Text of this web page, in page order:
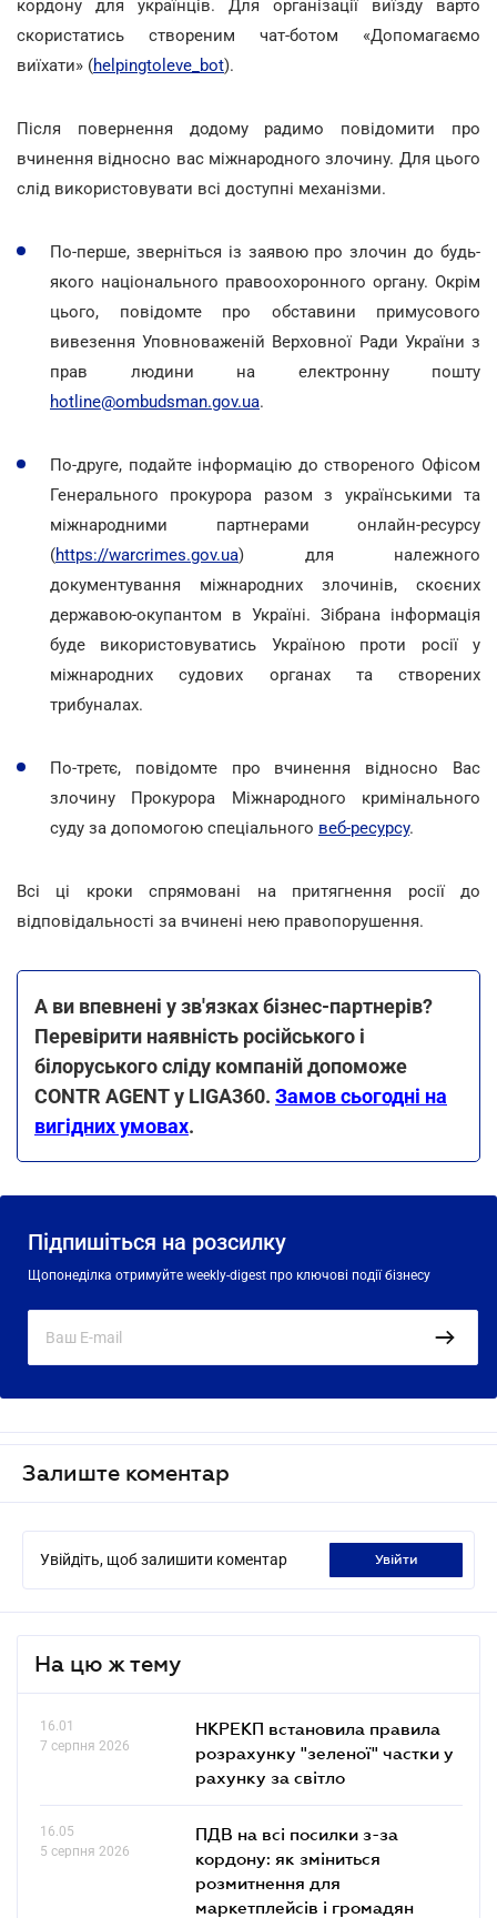
кордону для українців. Для організації виїзду варто
скористатись створеним чат-ботом «Допомагаємо
виїхати» (helpingtoleve_bot).
Після повернення додому радимо повідомити про
вчинення відносно вас міжнародного злочину. Для цього
слід використовувати всі доступні механізми.
По-перше, зверніться із заявою про злочин до будь-
якого національного правоохоронного органу. Окрім
цього, повідомте про обставини примусового
вивезення Уповноваженій Верховної Ради України з
прав людини на електронну пошту
hotline@ombudsman.gov.ua.
По-друге, подайте інформацію до створеного Офісом
Генерального прокурора разом з українськими та
міжнародними партнерами онлайн-ресурсу
(https://warcrimes.gov.ua) для належного
документування міжнародних злочинів, скоєних
державою-окупантом в Україні. Зібрана інформація
буде використовуватись Україною проти росії у
міжнародних судових органах та створених
трибуналах.
По-третє, повідомте про вчинення відносно Вас
злочину Прокурора Міжнародного кримінального
суду за допомогою спеціального веб-ресурсу.
Всі ці кроки спрямовані на притягнення росії до
відповідальності за вчинені нею правопорушення.
А ви впевнені у зв'язках бізнес-партнерів?
Перевірити наявність російського і
білоруського сліду компаній допоможе
CONTR AGENT у LIGA360. Замов сьогодні на
вигідних умовах.
Підпишіться на розсилку
Щопонеділка отримуйте weekly-digest про ключові події бізнесу
Залиште коментар
Увійдіть, щоб залишити коментар увійти
На цю ж тему
16.01
7 серпня 2026
НКРЕКП встановила правила
розрахунку "зеленої" частки у
рахунку за світло
16.05
5 серпня 2026
ПДВ на всі посилки з-за
кордону: як зміниться
розмитнення для
маркетплейсів і громадян